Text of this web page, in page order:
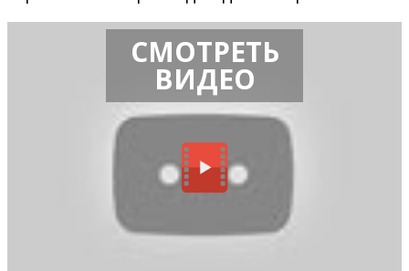
СМОТРЕТЬ
ВИДЕО